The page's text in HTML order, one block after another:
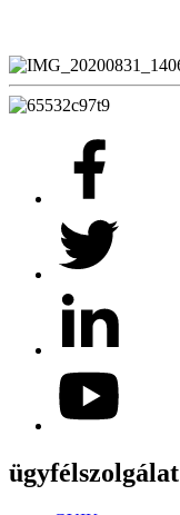
ügyfélszolgálat